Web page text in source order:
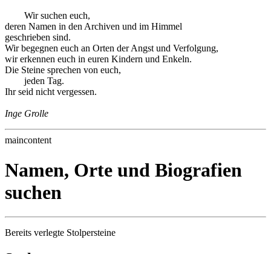
Wir suchen euch,
deren Namen in den Archiven und im Himmel
geschrieben sind.
Wir begegnen euch an Orten der Angst und Verfolgung,
wir erkennen euch in euren Kindern und Enkeln.
Die Steine sprechen von euch,
jeden Tag.
Ihr seid nicht vergessen.
Inge Grolle
maincontent
Namen, Orte und Biografien
suchen
Bereits verlegte Stolpersteine